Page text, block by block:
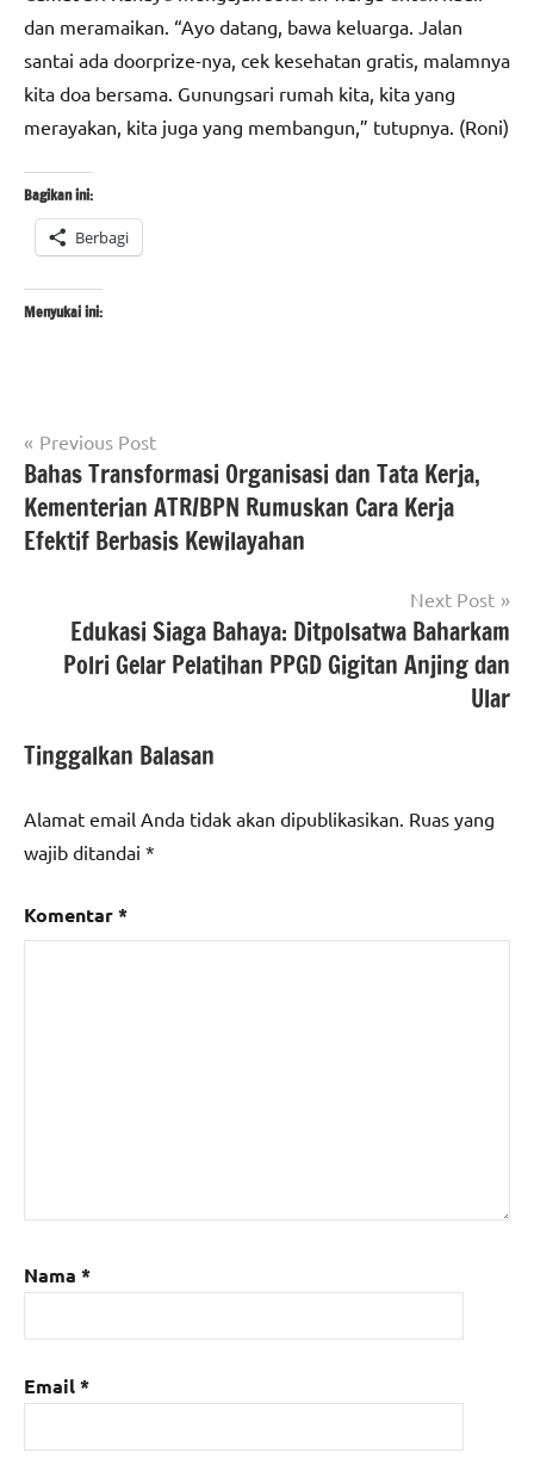
dan meramaikan. “Ayo datang, bawa keluarga. Jalan
santai ada doorprize-nya, cek kesehatan gratis, malamnya
kita doa bersama. Gunungsari rumah kita, kita yang
merayakan, kita juga yang membangun,” tutupnya. (Roni)
Bagikan ini:
Berbagi
Menyukai ini:
Tagged
with
#HUT
22
#kabupaten
serang,
#Kecamatan
#provinsi
berita
banten
berita
nasional
Navigasi
pos
Previous Post
Bahas Transformasi Organisasi dan Tata Kerja,
Kementerian ATR/BPN Rumuskan Cara Kerja
Efektif Berbasis Kewilayahan
Next Post
Edukasi Siaga Bahaya: Ditpolsatwa Baharkam
Polri Gelar Pelatihan PPGD Gigitan Anjing dan
Ular
Tinggalkan Balasan
Alamat email Anda tidak akan dipublikasikan. Ruas yang
wajib ditandai *
Komentar*
Nama *
Email*